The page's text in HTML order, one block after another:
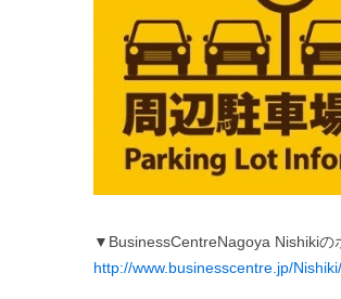
▼BusinessCentreNagoya Nishiki
http://www.businesscentre.jp/Nishiki/